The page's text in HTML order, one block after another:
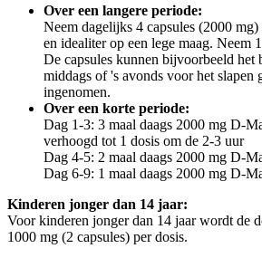
Over een langere periode:
Neem dagelijks 4 capsules (2000
en idealiter op een lege maag. Neem
De capsules kunnen bijvoorbeeld het
middags of 's avonds voor het slapen
ingenomen.
Over een korte periode:
Dag 1-3: 3 maal daags 2000 mg D-
verhoogd tot 1 dosis om de 2-3 uur
Dag 4-5: 2 maal daags 2000 mg D-
Dag 6-9: 1 maal daags 2000 mg D-
Kinderen jonger dan 14 jaar:
Voor kinderen jonger dan 14 jaar wordt de
1000 mg (2 capsules) per dosis.